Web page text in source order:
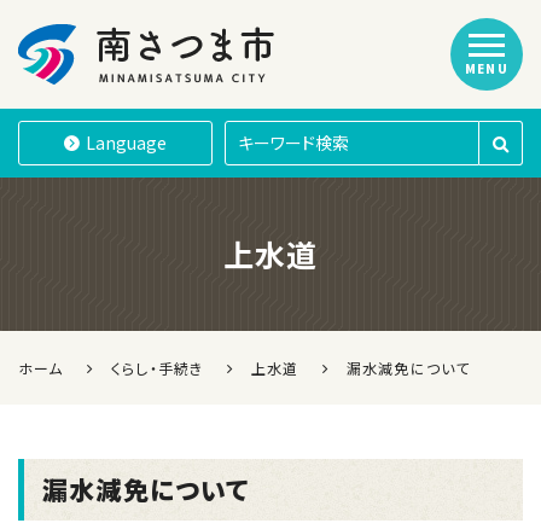
南さつま市
Language
MENU
上水道
ホーム くらし・手続き 上水道 漏水減免について
漏水減免について